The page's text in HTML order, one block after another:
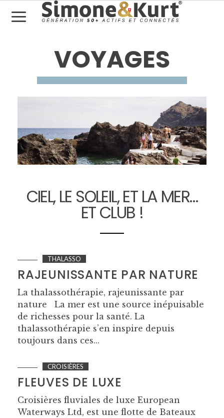
VOYAGES
CIEL, LE SOLEIL, ET LA MER…
ET CLUB !
THALASSO
RAJEUNISSANTE PAR NATURE
La thalassothérapie, rajeunissante par
nature La mer est une source inépuisable
de richesses pour la santé. La
thalassothérapie s’en inspire depuis
toujours dans ces...
CROISIÈRES
FLEUVES DE LUXE
Croisières fluviales de luxe European
Waterways Ltd, est une flotte de Bateaux